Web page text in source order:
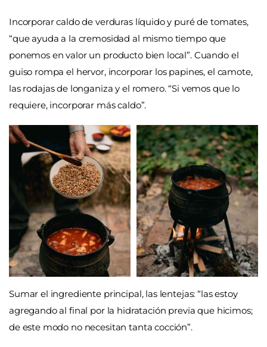
Incorporar caldo de verduras líquido y puré de tomates,
“que ayuda a la cremosidad al mismo tiempo que
ponemos en valor un producto bien local”. Cuando el
guiso rompa el hervor, incorporar los papines, el camote,
las rodajas de longaniza y el romero. “Si vemos que lo
requiere, incorporar más caldo”.
Sumar el ingrediente principal, las lentejas: “las estoy
agregando al final por la hidratación previa que hicimos;
de este modo no necesitan tanta cocción”.